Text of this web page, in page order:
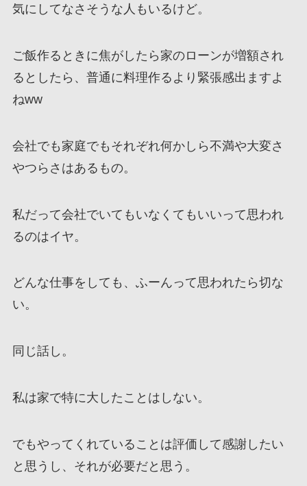
気にしてなさそうな人もいるけど。
ご飯作るときに焦がしたら家のローンが増額され
るとしたら、普通に料理作るより緊張感出ますよ
ねww
会社でも家庭でもそれぞれ何かしら不満や大変さ
やつらさはあるもの。
私だって会社でいてもいなくてもいいって思われ
るのはイヤ。
どんな仕事をしても、ふーんって思われたら切な
い。
同じ話し。
私は家で特に大したことはしない。
でもやってくれていることは評価して感謝したい
と思うし、それが必要だと思う。